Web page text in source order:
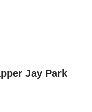
Jay Park